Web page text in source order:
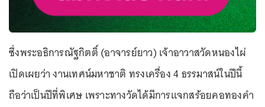
ซึ่งพระอธิการณัฐกิตติ์ (อาจารย์ยาว) เจ้าอาวาสวัดหนองไผ่
เปิดเผยว่า งานเทศน์มหาชาติ ทรงเครื่อง 4 ธรรมาสน์ในปีนี้
ถือว่าเป็นปีที่พิเศษ เพราะทางวัดได้มีการแจกสร้อยคอทองคำ